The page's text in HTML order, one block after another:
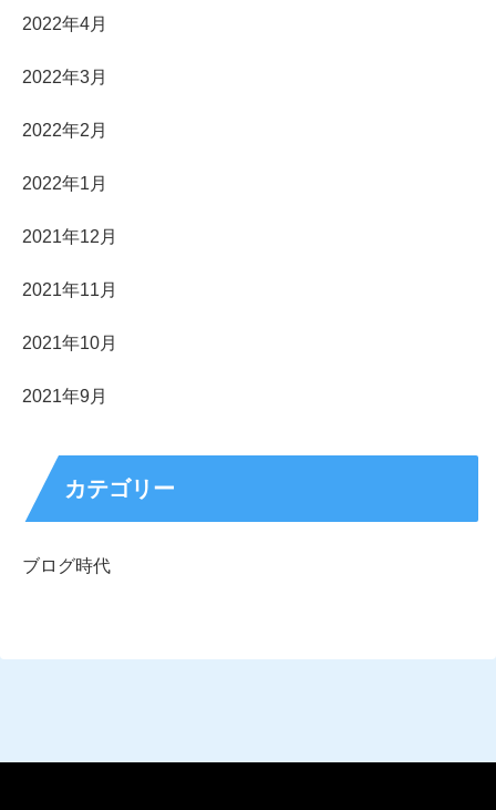
2022年4月
2022年3月
2022年2月
2022年1月
2021年12月
2021年11月
2021年10月
2021年9月
カテゴリー
ブログ時代